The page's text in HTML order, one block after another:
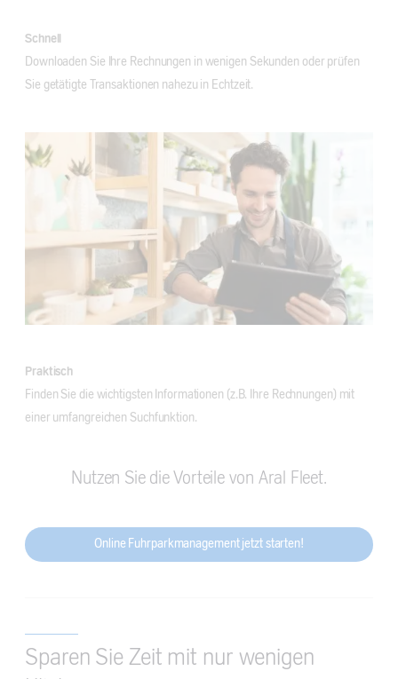
Schnell
Downloaden Sie Ihre Rechnungen in wenigen Sekunden oder prüfen
Sie getätigte Transaktionen nahezu in Echtzeit.
Praktisch
Finden Sie die wichtigsten Informationen (z.B. Ihre Rechnungen) mit
einer umfangreichen Suchfunktion.
Nutzen Sie die Vorteile von Aral Fleet.
Online Fuhrparkmanagement jetzt starten!
Sparen Sie Zeit mit nur wenigen